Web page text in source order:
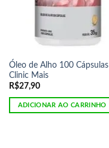
Óleo de Alho 100 Cápsulas
Clinic Mais
R$27,90
ADICIONAR AO CARRINHO